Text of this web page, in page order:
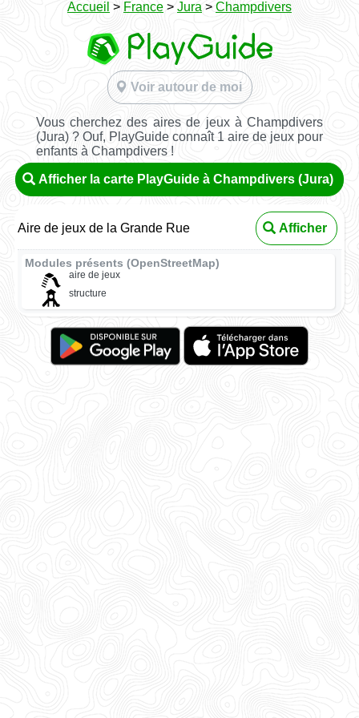
Accueil > France > Jura > Champdivers
Voir autour de moi
Vous cherchez des aires de jeux à Champdivers
(Jura) ? Ouf, PlayGuide connaît 1 aire de jeux pour
enfants à Champdivers !
Afficher la carte PlayGuide à Champdivers (Jura)
Aire de jeux de la Grande Rue Afficher
Modules présents (OpenStreetMap)
aire de jeux
structure